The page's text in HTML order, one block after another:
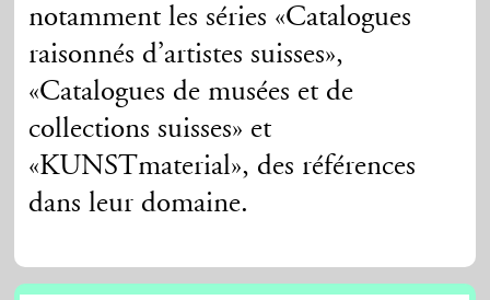
notamment les séries «Catalogues
raisonnés d’artistes suisses»,
«Catalogues de musées et de
collections suisses» et
«KUNSTmaterial», des références
dans leur domaine.